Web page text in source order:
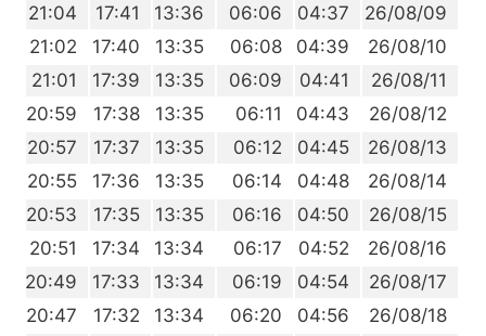
26/08/09
04:37
06:06
13:36
17:41
21:04
26/08/10
04:39
06:08
13:35
17:40
21:02
26/08/11
04:41
06:09
13:35
17:39
21:01
26/08/12
04:43
06:11
13:35
17:38
20:59
26/08/13
04:45
06:12
13:35
17:37
20:57
26/08/14
04:48
06:14
13:35
17:36
20:55
26/08/15
04:50
06:16
13:35
17:35
20:53
26/08/16
04:52
06:17
13:34
17:34
20:51
26/08/17
04:54
06:19
13:34
17:33
20:49
26/08/18
04:56
06:20
13:34
17:32
20:47